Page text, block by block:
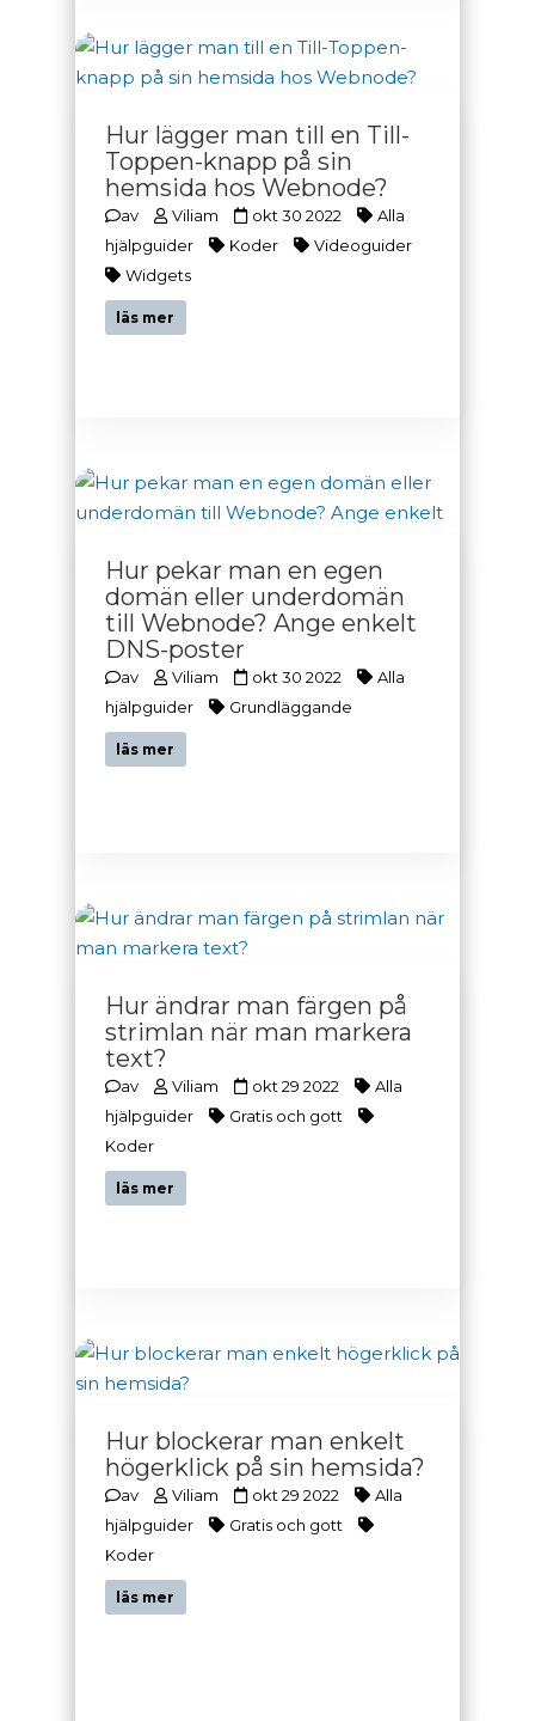
Hur lägger man till en Till-
Toppen-knapp på sin
hemsida hos Webnode?
av Viliam okt 30 2022
Alla
hjälpguider
Koder
Videoguider
Widgets
läs mer
Hur pekar man en egen
domän eller underdomän
till Webnode? Ange enkelt
DNS-poster
av Viliam okt 30 2022
Alla
hjälpguider
Grundläggande
läs mer
Hur ändrar man färgen på
strimlan när man markera
text?
av Viliam okt 29 2022
Alla
hjälpguider
Gratis och gott
Koder
läs mer
Hur blockerar man enkelt
högerklick på sin hemsida?
av Viliam okt 29 2022
Alla
hjälpguider
Gratis och gott
Koder
läs mer